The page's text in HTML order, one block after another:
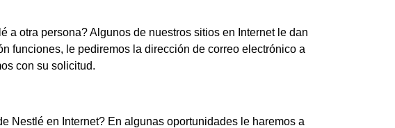
otra persona? Algunos de nuestros sitios en Internet le dan
funciones, le pediremos la dirección de correo electrónico a
con su solicitud.
Nestlé en Internet? En algunas oportunidades le haremos a